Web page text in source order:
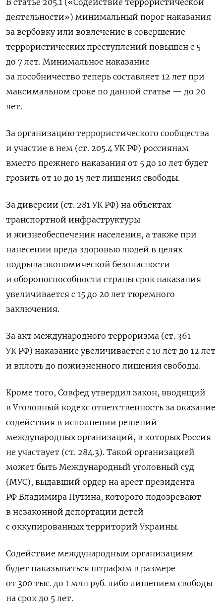
В статье 205.1 («Содействие террористической
деятельности») минимальный порог наказания
за вербовку или вовлечение в совершение
террористических преступлений повышен с 5
до 7 лет. Минимальное наказание
за пособничество теперь составляет 12 лет при
максимальном сроке по данной статье — до 20
лет.
За организацию террористического сообщества
и участие в нем (ст. 205.4 УК РФ) россиянам
вместо прежнего наказания от 5 до 10 лет будет
грозить от 10 до 15 лет лишения свободы.
За диверсии (ст. 281 УК РФ) на объектах
транспортной инфраструктуры
и жизнеобеспечения населения, а также при
нанесении вреда здоровью людей в целях
подрыва экономической безопасности
и обороноспособности страны срок наказания
увеличивается с 15 до 20 лет тюремного
заключения.
За акт международного терроризма (ст. 361
УК РФ) наказание увеличивается с 10 лет до 12 лет
и вплоть до пожизненного лишения свободы.
Кроме того, Совфед утвердил закон, вводящий
в Уголовный кодекс ответственность за оказание
содействия в исполнении решений
международных организаций, в которых Россия
не участвует (ст. 284.3). Такой организацией
может быть Международный уголовный суд
(МУС), выдавший ордер на арест президента
РФ Владимира Путина, которого подозревают
в незаконной депортации детей
с оккупированных территорий Украины.
Содействие международным организациям
будет наказываться штрафом в размере
от 300 тыс. до 1 млн руб. либо лишением свободы
на срок до 5 лет.